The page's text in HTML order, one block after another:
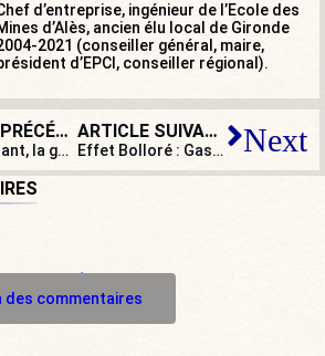
d’entreprise, ingénieur de l’Ecole des
d’Alès, ancien élu local de Gironde
2021 (conseiller général, maire,
d’EPCI, conseiller régional).
ARTICLE PRÉCÉDENT
Et maintenant, la gestation par mère porteuse… morte !
ARTICLE SUIVANT
Effet Bolloré : Gaspard Proust en passe de détrôner les z’humoristes de Next
commentaire
commentaires